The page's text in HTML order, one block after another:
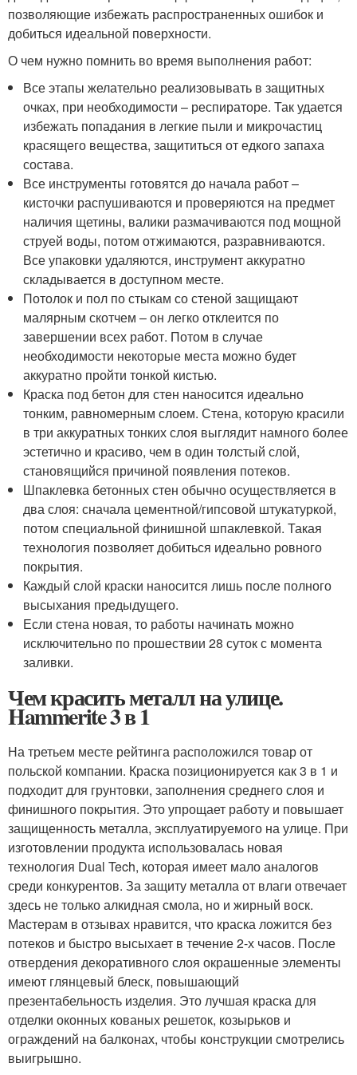
позволяющие избежать распространенных ошибок и
добиться идеальной поверхности.
О чем нужно помнить во время выполнения работ:
Все этапы желательно реализовывать в защитных
очках, при необходимости – респираторе. Так удается
избежать попадания в легкие пыли и микрочастиц
красящего вещества, защититься от едкого запаха
состава.
Все инструменты готовятся до начала работ –
кисточки распушиваются и проверяются на предмет
наличия щетины, валики размачиваются под мощной
струей воды, потом отжимаются, разравниваются.
Все упаковки удаляются, инструмент аккуратно
складывается в доступном месте.
Потолок и пол по стыкам со стеной защищают
малярным скотчем – он легко отклеится по
завершении всех работ. Потом в случае
необходимости некоторые места можно будет
аккуратно пройти тонкой кистью.
Краска под бетон для стен наносится идеально
тонким, равномерным слоем. Стена, которую красили
в три аккуратных тонких слоя выглядит намного более
эстетично и красиво, чем в один толстый слой,
становящийся причиной появления потеков.
Шпаклевка бетонных стен обычно осуществляется в
два слоя: сначала цементной/гипсовой штукатуркой,
потом специальной финишной шпаклевкой. Такая
технология позволяет добиться идеально ровного
покрытия.
Каждый слой краски наносится лишь после полного
высыхания предыдущего.
Если стена новая, то работы начинать можно
исключительно по прошествии 28 суток с момента
заливки.
Чем красить металл на улице.
Hammerite 3 в 1
На третьем месте рейтинга расположился товар от
польской компании. Краска позиционируется как 3 в 1 и
подходит для грунтовки, заполнения среднего слоя и
финишного покрытия. Это упрощает работу и повышает
защищенность металла, эксплуатируемого на улице. При
изготовлении продукта использовалась новая
технология Dual Tech, которая имеет мало аналогов
среди конкурентов. За защиту металла от влаги отвечает
здесь не только алкидная смола, но и жирный воск.
Мастерам в отзывах нравится, что краска ложится без
потеков и быстро высыхает в течение 2-х часов. После
отвердения декоративного слоя окрашенные элементы
имеют глянцевый блеск, повышающий
презентабельность изделия. Это лучшая краска для
отделки оконных кованых решеток, козырьков и
ограждений на балконах, чтобы конструкции смотрелись
выигрышно.